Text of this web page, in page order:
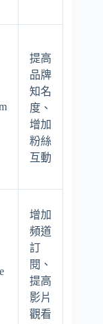
提高
品牌
知名
度、
增加
粉絲
互動
增加
頻道
訂
閱、
提高
影片
觀看